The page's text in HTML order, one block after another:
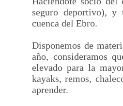
seguro deportivo), y
cuenca del Ebro.
Disponemos de
año, consideramos
elevado para la
kayaks, remos,
aprender.